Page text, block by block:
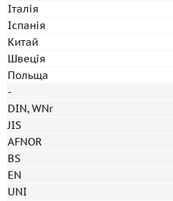
Італія
Іспанія
Китай
Швеція
Польща
-
DIN, WNr
JIS
AFNOR
BS
EN
UNI